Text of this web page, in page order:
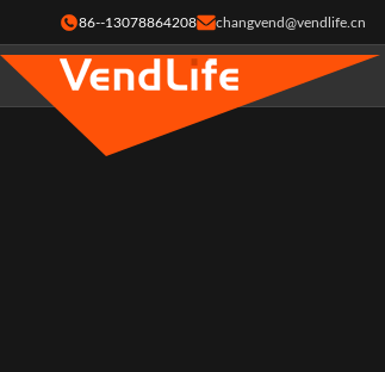
86--13078864208 changvend@vendlife.cn